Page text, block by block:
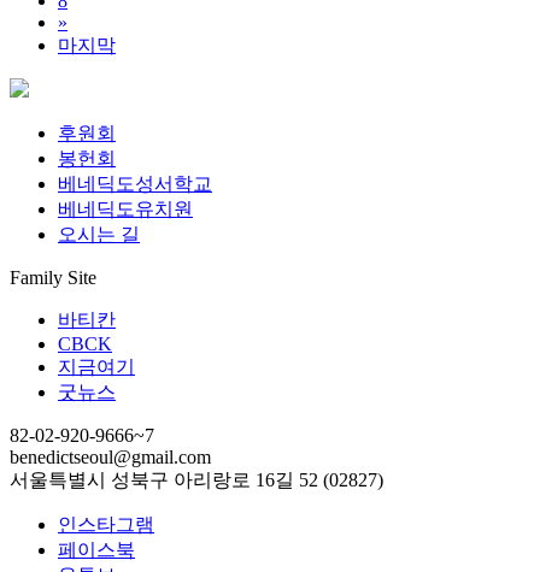
»
마지막
후원회
봉헌회
베네딕도성서학교
베네딕도유치원
오시는 길
Family Site
바티칸
CBCK
지금여기
굿뉴스
82-02-920-9666~7
benedictseoul@gmail.com
서울특별시 성북구 아리랑로 16길 52 (02827)
인스타그램
페이스북